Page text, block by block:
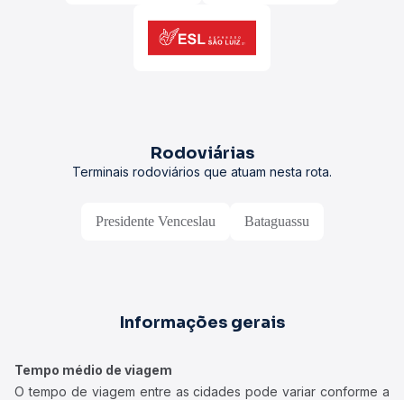
Rodoviárias
Terminais rodoviários que atuam nesta rota.
Presidente Venceslau Bataguassu
Informações gerais
Tempo médio de viagem
O tempo de viagem entre as cidades pode variar conforme a